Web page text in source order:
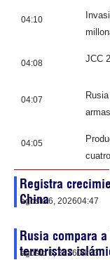
04:10
04:08 JCC
04:07
04:05
Registra
China
agosto 6, 202604:47
Rusia compara
terroristas
agosto 6, 202604:03